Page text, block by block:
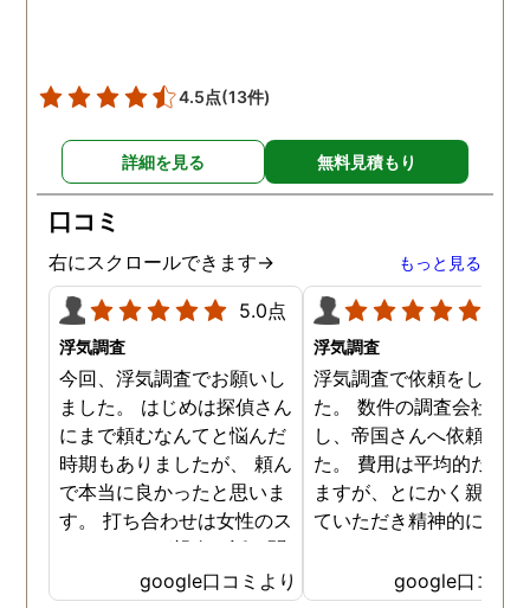
ラに写っていたのは近隣
民の方で、あいさつ程度
する関係の人でした。明
りげなくゴミを捨ててお
り、まさに決定的瞬間を
撃しております。その件
本人に正直に伝え、なん
か解決しておりますが、
局ごみを捨てていた住民
方が先に退居しました。
4.5点(13件)
詳細を見る 無料見積もり
口コミ
右にスクロールできます→ もっと見る
5.0点
浮気調査
今回、浮気調査でお願いし
ました。 はじめは探偵さん
にまで頼むなんてと悩んだ
時期もありましたが、 頼ん
で本当に良かったと思いま
す。 打ち合わせは女性のス
タッフさんが親身に話を聞
いていただき 実際の調査中
google口コミより
浮気調査
浮気調査で依頼をしまし
た。 数件の調査会社へ
し、帝国さんへ依頼しま
た。 費用は平均的だと
ますが、とにかく親身に
ていただき精神的にも支
はその都度状況を報告し
google口コミ